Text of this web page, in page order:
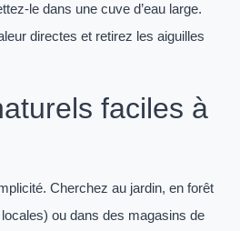
le dans une cuve d’eau large.
directes et retirez les aiguilles
faciles à
Cherchez au jardin, en forêt
ou dans des magasins de